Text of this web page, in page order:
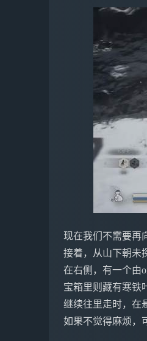
现在我们不需要再
接着，从山下朝未
在右侧，有一个由
宝箱里则藏有寒铁
继续往里走时，在
如果不觉得麻烦，